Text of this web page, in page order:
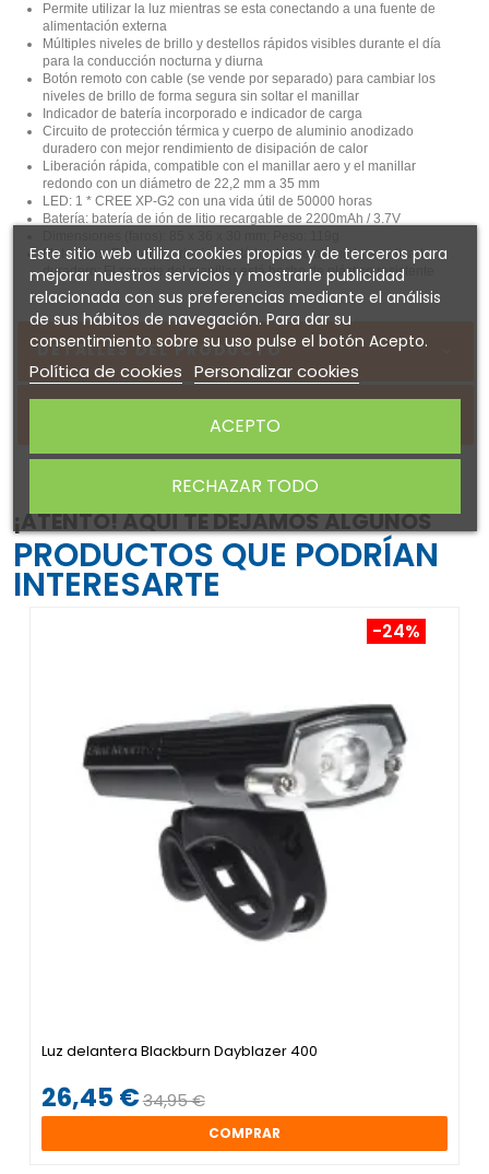
Permite utilizar la luz mientras se esta conectando a una fuente de
alimentación externa
Múltiples niveles de brillo y destellos rápidos visibles durante el día
para la conducción nocturna y diurna
Botón remoto con cable (se vende por separado) para cambiar los
niveles de brillo de forma segura sin soltar el manillar
Indicador de batería incorporado e indicador de carga
Circuito de protección térmica y cuerpo de aluminio anodizado
duradero con mejor rendimiento de disipación de calor
Liberación rápida, compatible con el manillar aero y el manillar
redondo con un diámetro de 22,2 mm a 35 mm
LED: 1 * CREE XP-G2 con una vida útil de 50000 horas
Batería: batería de ión de litio recargable de 2200mAh / 3.7V
Materiales: El cuerpo principal está hecho de aluminio anodizado
duradero; El soporte del manillar está hecho de plástico resistente
DETALLES DEL PRODUCTO
¡ATENTO! AQUÍ TE DEJAMOS ALGUNOS
PRODUCTOS QUE PODRÍAN
INTERESARTE
-24%
Luz delantera Blackburn Dayblazer 400
26,45 €34,95 €
COMPRAR
Este sitio web utiliza cookies propias y de terceros para
mejorar nuestros servicios y mostrarle publicidad
relacionada con sus preferencias mediante el análisis
de sus hábitos de navegación. Para dar su
consentimiento sobre su uso pulse el botón Acepto.
Política de cookies Personalizar cookies
RECHAZAR TODO
ACEPTO